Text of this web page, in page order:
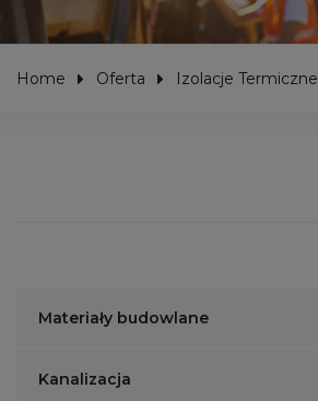
Home Oferta Izolacje Termiczne
Materiały budowlane
Kanalizacja